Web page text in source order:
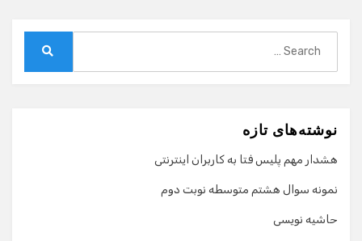
نوشته‌های تازه
هشدار مهم پلیس فتا به کاربران اینترنتی
نمونه سوال هشتم متوسطه نوبت دوم
حاشیه نویسی